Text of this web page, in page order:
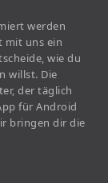
werden
mit uns ein
wie du
willst. Die
der täglich
für Android
bringen dir die